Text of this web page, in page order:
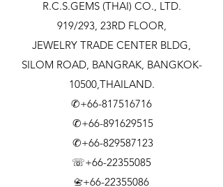
R.C.S.GEMS (THAI) CO., LTD.
919/293, 23RD FLOOR,
JEWELRY TRADE CENTER BLDG,
SILOM ROAD, BANGRAK, BANGKOK-
10500,THAILAND.
✆+66-817516716
✆+66-891629515
✆+66-829587123
☏+66-22355085
📇​+66-22355086